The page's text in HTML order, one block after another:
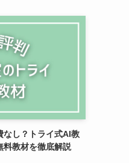
なし？トライ式AI教
料教材を徹底解説